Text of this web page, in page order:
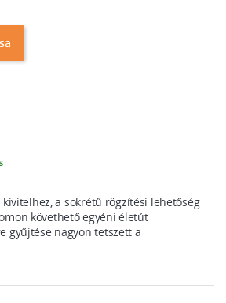
a sokrétű rögzítési lehetőség
követhető egyéni életút
gyűjtése nagyon tetszett a